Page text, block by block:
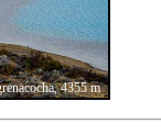
4355 m